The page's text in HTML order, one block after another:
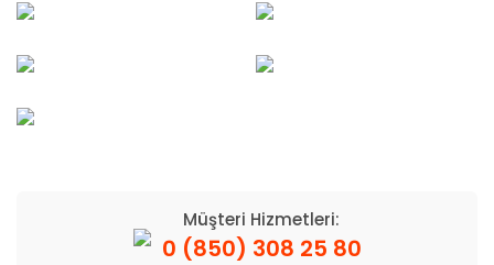
Müşteri Hizmetleri:
0 (850) 308 25 80